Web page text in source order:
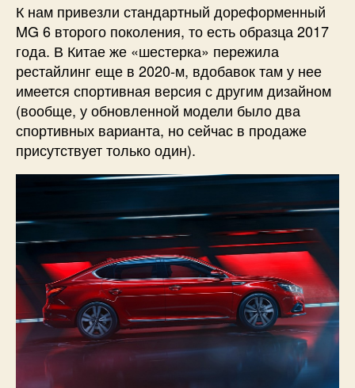
К нам привезли стандартный дореформенный
MG 6 второго поколения, то есть образца 2017
года. В Китае же «шестерка» пережила
рестайлинг еще в 2020-м, вдобавок там у нее
имеется спортивная версия с другим дизайном
(вообще, у обновленной модели было два
спортивных варианта, но сейчас в продаже
присутствует только один).